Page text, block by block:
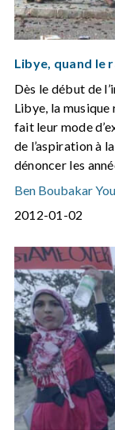
Libye, quand le
Dès le début de
Libye, la musique
fait leur mode
de l’aspiration à
dénoncer les
Ben Boubakar
2012-01-02